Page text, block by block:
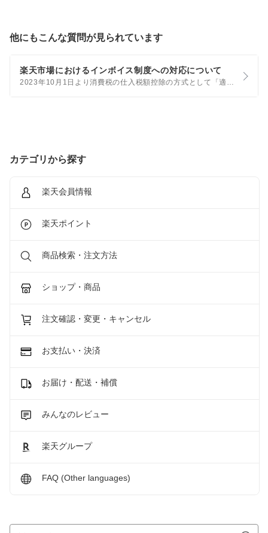
他にもこんな質問が見られています
楽天市場におけるインボイス制度への対応について
2023年10月1日より消費税の仕入税額控除の方式として「適格請求書等保存方式（以下「インボイス制度」）」が開始されました。これに伴う、楽天市場の対応については、以下をご確認ください。 楽天市場をご利用のお客様向け対応
カテゴリから探す
楽天会員情報
楽天ポイント
商品検索・注文方法
ショップ・商品
注文確認・変更・キャンセル
お支払い・決済
お届け・配送・補償
みんなのレビュー
楽天グループ
FAQ (Other languages)